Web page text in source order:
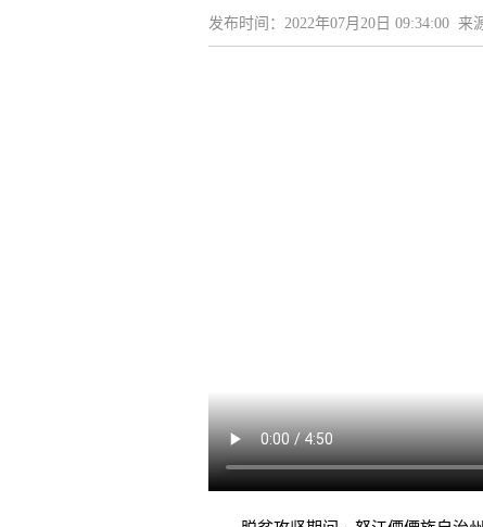
发布时间： 2022年07月20日 09:34:00 来